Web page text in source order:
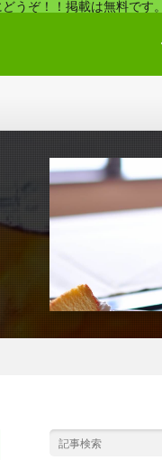
うぞ！！掲載は無料です。